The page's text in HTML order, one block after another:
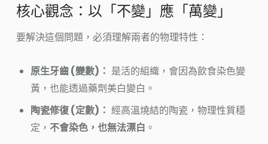
核心觀念：以「不變」應「萬變」
要解決這個問題，必須理解兩者的物理特性：
原生牙齒 (變數)： 是活的組織，會因為飲食染色變
黃，也能透過藥劑美白變白。
陶瓷修復 (定數)： 經高溫燒結的陶瓷，物理性質穩
定， 不會染色，也無法漂白 。